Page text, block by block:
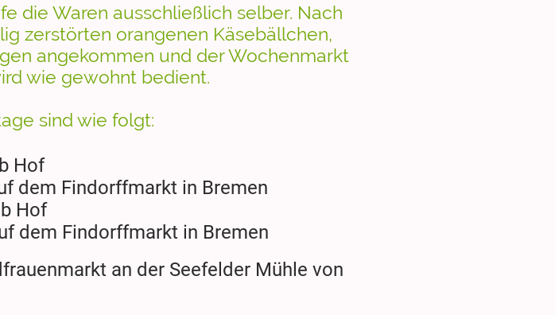
die Waren ausschließlich selber. Nach
zerstörten orangenen Käsebällchen,
angekommen und der Wochenmarkt
wie gewohnt bedient.
sind wie folgt:
Hof
Findorffmarkt in Bremen
Hof
Findorffmarkt in Bremen
an der Seefelder Mühle von